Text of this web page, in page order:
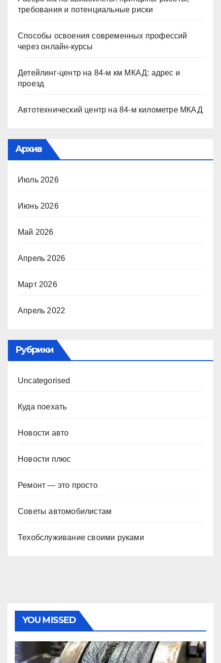
требования и потенциальные риски
Способы освоения современных профессий
через онлайн-курсы
Детейлинг-центр на 84-м км МКАД: адрес и
проезд
Автотехнический центр на 84-м километре МКАД
Архив
Июль 2026
Июнь 2026
Май 2026
Апрель 2026
Март 2026
Апрель 2022
Рубрики
Uncategorised
Куда поехать
Новости авто
Новости плюс
Ремонт — это просто
Советы автомобилистам
Техобслуживание своими руками
YOU MISSED